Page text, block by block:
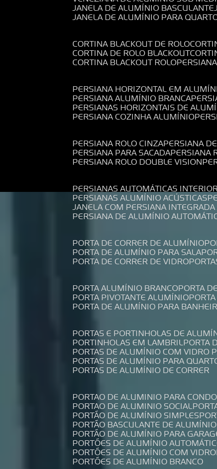
JANELA DE ALUMÍNIO BASCULANTE
JANELA DE ALUMÍNIO PARA
CORTINA BLACKOUT DE ROLO
CORTINA DE ROLO BLACKOUT
CORTINA BLACKOUT ROLO
PERSIANA HORIZONTAL EM
PERSIANA ALUMÍNIO BRANCA
PERSIANAS HORIZONTAIS DE
PERSIANA COZINHA ALUMÍNIO
PERSIANA ROLO CINZA PERSIANA
PERSIANA PARA SACADA
PERSIANA ROLO DOUBLE VISION
PERSIANAS AUTOMÁTICAS
PERSIANAS ALUMÍNIO ACÚSTICAS
JANELA COM PERSIANA
PERSIANA DE ALUMÍNIO
PORTA DE CORRER DE ALUMÍNIO
PORTA DE ALUMÍNIO PARA SALA
PORTA DE CORRER DE VIDRO
PORTA ALUMÍNIO BRANCO PORTA
PORTA PIVOTANTE ALUMÍNIO
PORTA DE ALUMÍNIO PARA
PORTAS E PORTINHOLAS DE
PORTINHOLAS EM LAMBRIL
PORTAS DE ALUMÍNIO COM VIDRO
PORTAS DE ALUMÍNIO PARA
PORTAS DE ALUMÍNIO DE CORRER
PORTAO DE ALUMINIO PARA
PORTAO DE ALUMINIO SOCIAL
PORTÃO DE ALUMÍNIO SIMPLES
PORTÃO BASCULANTE DE ALUMÍNIO
PORTÃO DE ALUMÍNIO PARA
PORTÕES DE ALUMÍNIO
PORTÕES DE ALUMÍNIO COM VIDRO
PORTÕES DE ALUMÍNIO BRANCO